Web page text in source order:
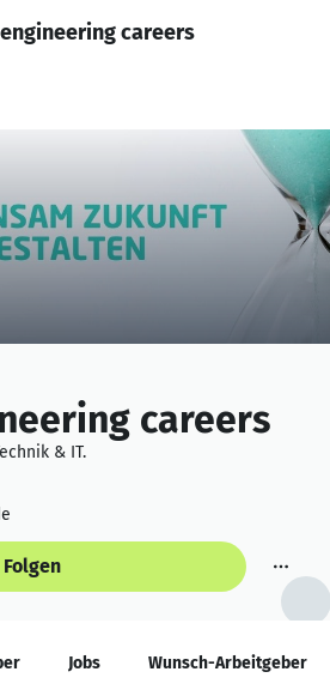
Anmelden
engineering careers
careers
& IT.
Folgen
Jobs Wunsch-Arbeitgeber